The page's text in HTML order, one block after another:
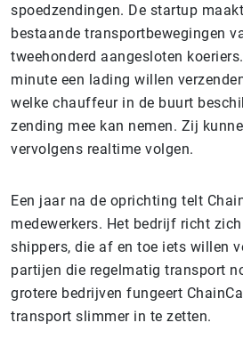
spoedzendingen. De startup
bestaande transportbewegingen
tweehonderd aangesloten
minute een lading willen
welke chauffeur in de buurt
zending mee kan nemen. Zij
vervolgens realtime volgen.
Een jaar na de oprichting telt
medewerkers. Het bedrijf richt
shippers, die af en toe iets willen
partijen die regelmatig transport
grotere bedrijven fungeert
transport slimmer in te zetten.